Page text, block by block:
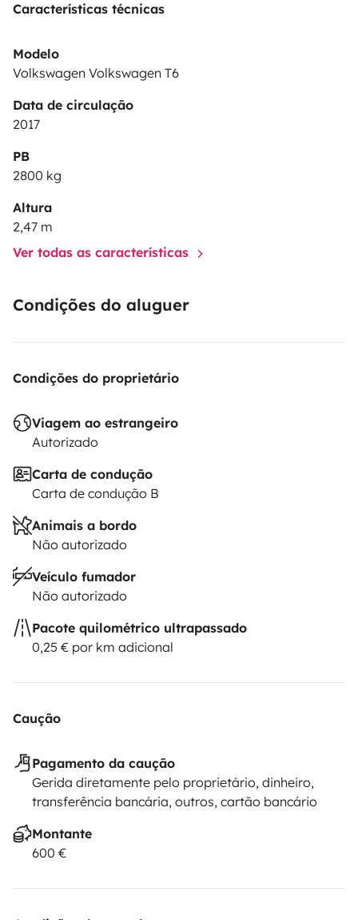
Características técnicas
Modelo
Volkswagen Volkswagen T6
Data de circulação
2017
PB
2800 kg
Altura
2,47 m
Ver todas as características
Condições do aluguer
Condições do proprietário
Viagem ao estrangeiro
Autorizado
Carta de condução
Carta de condução B
Animais a bordo
Não autorizado
Veículo fumador
Não autorizado
Pacote quilométrico ultrapassado
0,25 € por km adicional
Caução
Pagamento da caução
Gerida diretamente pelo proprietário, dinheiro,
transferência bancária, outros, cartão bancário
Montante
600 €